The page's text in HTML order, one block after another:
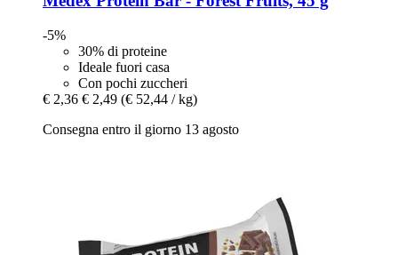
-5%
30% di proteine
Ideale fuori casa
Con pochi zuccheri
€ 2,36 € 2,49 (€ 52,44 / kg)
Consegna entro il giorno 13 agosto